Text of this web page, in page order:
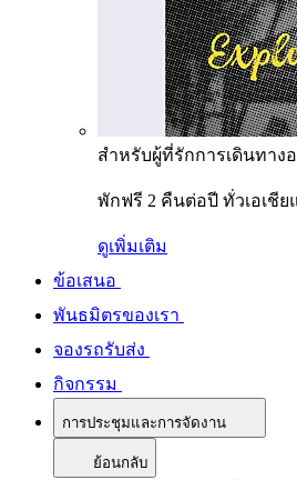
สำหรับผู้ที่รักการเดินทาง
พักฟรี 2 คืนต่อปี ทั่วเอเชีย
ดูเพิ่มเติม
ข้อเสนอ
พันธมิตรของเรา
จองรถรับส่ง
กิจกรรม
การประชุมและการจัดงาน
ย้อนกลับ